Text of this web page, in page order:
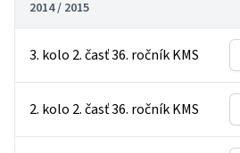
2014 / 2015
3. kolo 2. časť 36. ročník KMS
2. kolo 2. časť 36. ročník KMS